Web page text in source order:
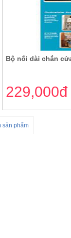
Bộ nối dài chắn
229,000đ
sản phẩm